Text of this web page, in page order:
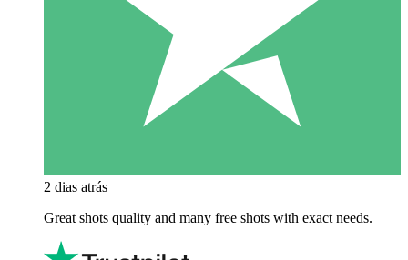
2 dias atrás
Great shots quality and many free shots with exact needs.